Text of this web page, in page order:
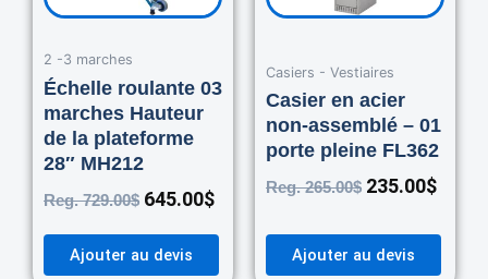
2 -3 marches
Échelle roulante 03
marches Hauteur
de la plateforme
28″ MH212
Reg.729.00$ 645.00$
Ajouter au devis
Casiers - Vestiaires
Casier en acier
non-assemblé – 01
porte pleine FL362
Reg.265.00$ 235.00$
Ajouter au devis